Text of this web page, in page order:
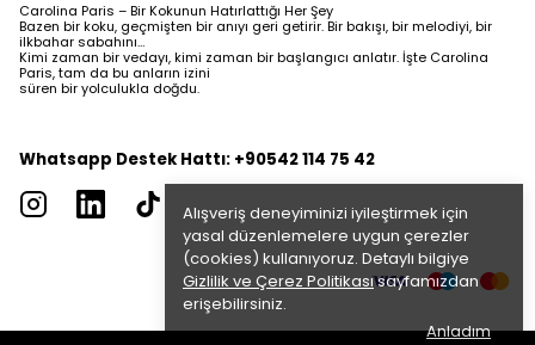
Alışveriş deneyiminizi iyileştirmek için
yasal düzenlemelere uygun çerezler
(cookies) kullanıyoruz. Detaylı bilgiye
Gizlilik ve Çerez Politikasısayfamızdan
erişebilirsiniz.
Anladım
Carolina Paris – Bir Kokunun Hatırlattığı Her Şey
Bazen bir koku, geçmişten bir anıyı geri getirir. Bir bakışı, bir melodiyi, bir
ilkbahar sabahını…
Kimi zaman bir vedayı, kimi zaman bir başlangıcı anlatır. İşte Carolina
Paris, tam da bu anların izini
süren bir yolculukla doğdu.
Whatsapp Destek Hattı: +90542 114 75 42